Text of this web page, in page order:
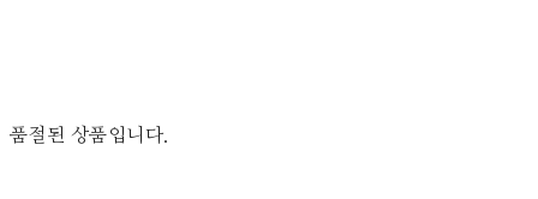
품절된 상품입니다.